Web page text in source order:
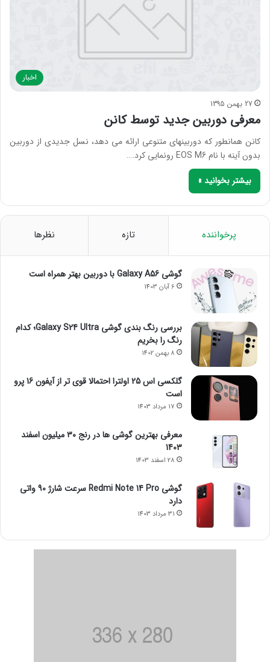
اخبار
27 بهمن 1395
معرفی دوربین جدید توسط کانن
کانن همانطور که دوربینهای متنوعی ارائه می دهد، نسل جدیدی از دوربین
بدون آینه‌ با نام EOS M6 رونمایی کرد.…
بیشتر بخوانید »
پرخواننده تازه نظرها
گوشی Galaxy A56 با دوربین بهتر همراه است
6 آبان 1403
بررسی رنگ بندی گوشی Galaxy S24 Ultra؛ کدام
رنگ را بخریم
8 بهمن 1402
گلکسی اس 25 اولترا احتمالا قوی تر از آیفون 16 پرو
است
17 مرداد 1403
معرفی بهترین گوشی ها در رنج ۳۰ میلیون اسفند
1403
28 اسفند 1403
گوشی Redmi Note 14 Pro سرعت شارژ 90 واتی
دارد
31 مرداد 1403